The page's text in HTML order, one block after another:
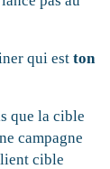
qui estton
que la cible
campagne
cible